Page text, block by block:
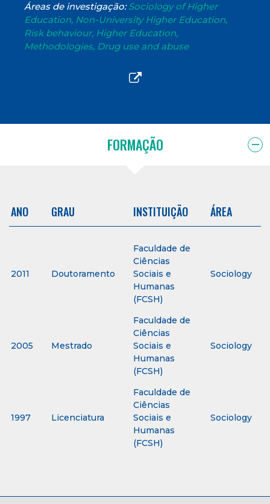
Áreas de investigação:Sociology of Higher
Education, Non-University Higher Education,
Risk behaviour, Higher Education,
Methodologies, Drug use and abuse
FORMAÇÃO
ANO GRAU INSTITUIÇÃO ÁREA
2011 Doutoramento
Faculdade de
Ciências
Sociais e
Humanas
(FCSH)
Sociology
2005 Mestrado
Faculdade de
Ciências
Sociais e
Humanas
(FCSH)
Sociology
1997 Licenciatura
Faculdade de
Ciências
Sociais e
Humanas
(FCSH)
Sociology